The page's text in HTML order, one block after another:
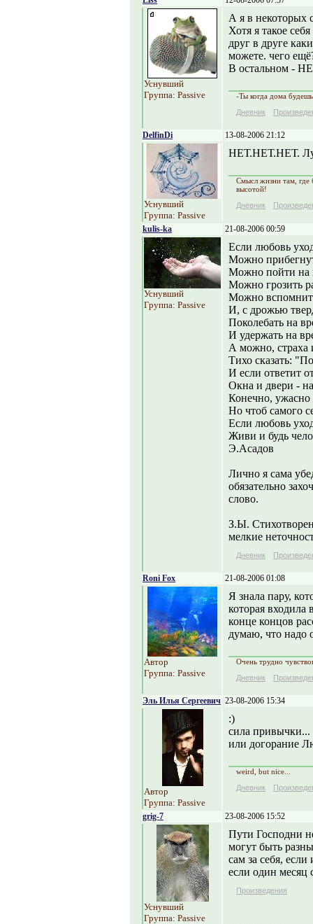
Уснувший
Группа: Passive
А я в некоторых
Хотя я такое
друг в друге
можете. чего
В остальном -
-Ты когда дома
Дневник
DelfinDi 13-08-2006 21:12
Уснувший
Группа: Passive
НЕТ.НЕТ.НЕТ.
Смысл жизни там, где
высотой!
Дневник
kulis-ka 21-08-2006 00:59
Уснувший
Группа: Passive
Если любовь
Можно
Можно пойти на
Можно грозить
Можно
И, с дрожью
Поколебать на
И удержать на
А можно, страха
Тихо сказать:
И если ответит
Окна и двери -
Конечно, ужасно
Но чтоб самого
Если любовь
Живи и будь
Э.Асадов
Лично я сама
обязательно
слово.
З.Ы.
мелкие
Дневник
Roni Fox 21-08-2006 01:08
Автор
Группа: Passive
Я знала пару,
которая
конце концов
думаю, что надо
Очень трудно
Дневник
Эль Илья Сергеевич 23-08-2006 15:34
Автор
Группа: Passive
:)
сила привычки...
или догорание
weird, but nice...
Дневник
grig-7 23-08-2006 15:52
Уснувший
Группа: Passive
Пути Господни
могут быть
сам за себя,
если один месяц
Произведения